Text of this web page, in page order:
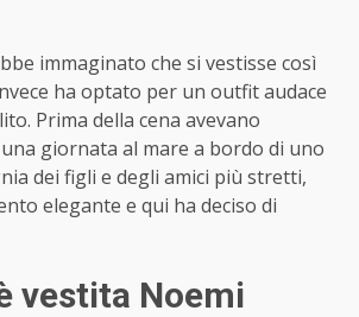
immaginato che si vestisse così
ha optato per un outfit audace
Prima della cena avevano
giornata al mare a bordo di uno
dei figli e degli amici più stretti,
elegante e qui ha deciso di
vestita Noemi